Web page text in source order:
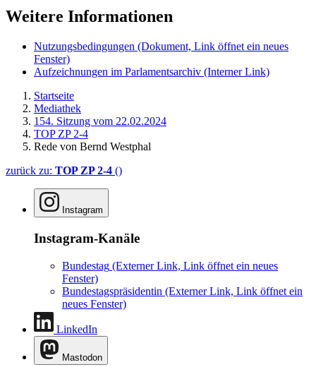
Weitere Informationen
Nutzungsbedingungen (Dokument, Link öffnet ein neues
Fenster)
Aufzeichnungen im Parlamentsarchiv (Interner Link)
Startseite
Mediathek
154. Sitzung vom 22.02.2024
TOP ZP 2-4
Rede von Bernd Westphal
zurück zu: TOP ZP 2-4 ()
Instagram
Instagram-Kanäle
Bundestag (Externer Link, Link öffnet ein neues
Fenster)
Bundestagspräsidentin (Externer Link, Link öffnet ein
neues Fenster)
LinkedIn
Mastodon